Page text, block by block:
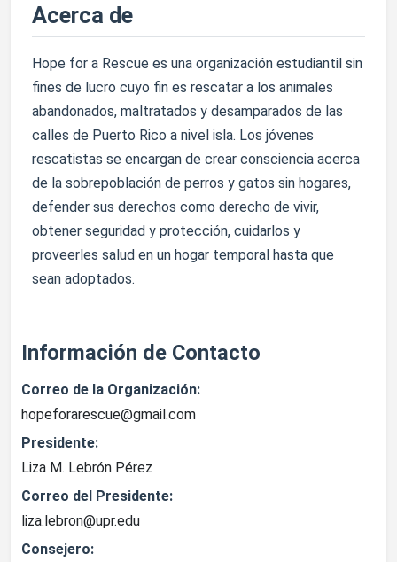
Acerca de
Hope for a Rescue es una organización estudiantil sin
fines de lucro cuyo fin es rescatar a los animales
abandonados, maltratados y desamparados de las
calles de Puerto Rico a nivel isla. Los jóvenes
rescatistas se encargan de crear consciencia acerca
de la sobrepoblación de perros y gatos sin hogares,
defender sus derechos como derecho de vivir,
obtener seguridad y protección, cuidarlos y
proveerles salud en un hogar temporal hasta que
sean adoptados.
Información de Contacto
Correo de la Organización:
hopeforarescue@gmail.com
Presidente:
Liza M. Lebrón Pérez
Correo del Presidente:
liza.lebron@upr.edu
Consejero: